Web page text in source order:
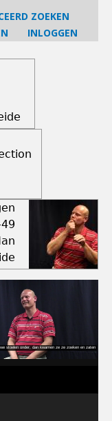
ZOEKEN
INLOGGEN